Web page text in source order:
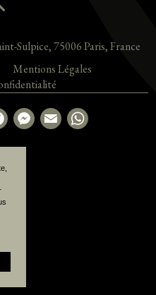
Sulpice,75006Paris,France
Mentions Légales